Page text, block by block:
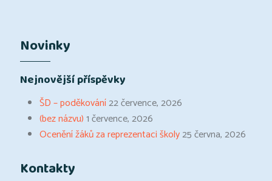
Novinky
Nejnovější příspěvky
ŠD – poděkování22 července, 2026
(bez názvu)1 července, 2026
Ocenění žáků za reprezentaci školy25 června, 2026
Kontakty